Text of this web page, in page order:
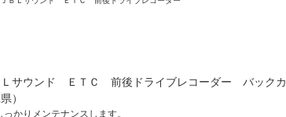
サウンド ＥＴＣ 前後ドライブレコーダー バック
）
かりメンテナンスします。